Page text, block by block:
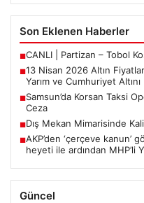
Son Eklenen Haberler
■CANLI | Partizan – Tobol
■13 Nisan 2026 Altın
Yarım ve Cumhuriyet Altını
■Samsun’da Korsan Taksi
Ceza
■Dış Mekan Mimarisinde
■AKP’den ‘çerçeve kanun’
heyeti ile ardından MHP’li
Güncel